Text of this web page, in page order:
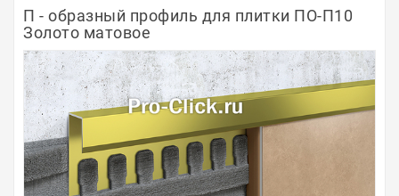
Полосы из металла
Плинтуса
Профили для стекла и SPC
Обводы для труб
Алюминиевые профили
П - образный профиль для плитки ПО-П10
Золото матовое